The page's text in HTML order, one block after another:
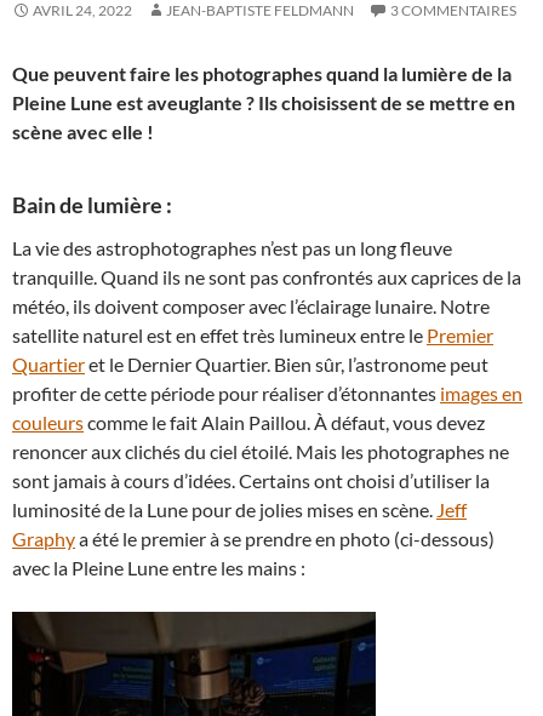
AVRIL 24, 2022 JEAN-BAPTISTE FELDMANN 3 COMMENTAIRES
Que peuvent faire les photographes quand la lumière de la
Pleine Lune est aveuglante ? Ils choisissent de se mettre en
scène avec elle !
Bain de lumière :
La vie des astrophotographes n’est pas un long fleuve
tranquille. Quand ils ne sont pas confrontés aux caprices de la
météo, ils doivent composer avec l’éclairage lunaire. Notre
satellite naturel est en effet très lumineux entre le Premier
Quartieret le Dernier Quartier. Bien sûr, l’astronome peut
profiter de cette période pour réaliser d’étonnantes images en
couleurscomme le fait Alain Paillou. À défaut, vous devez
renoncer aux clichés du ciel étoilé. Mais les photographes ne
sont jamais à cours d’idées. Certains ont choisi d’utiliser la
luminosité de la Lune pour de jolies mises en scène. Jeff
Graphya été le premier à se prendre en photo (ci-dessous)
avec la Pleine Lune entre les mains :